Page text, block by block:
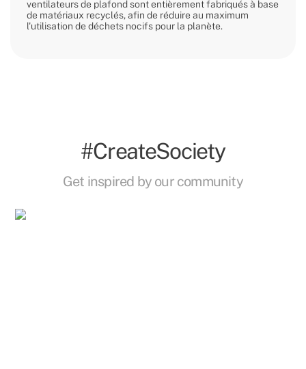
ventilateurs de plafond sont entièrement fabriqués à base
de matériaux recyclés, afin de réduire au maximum
l'utilisation de déchets nocifs pour la planète.
#CreateSociety
Get inspired by our community